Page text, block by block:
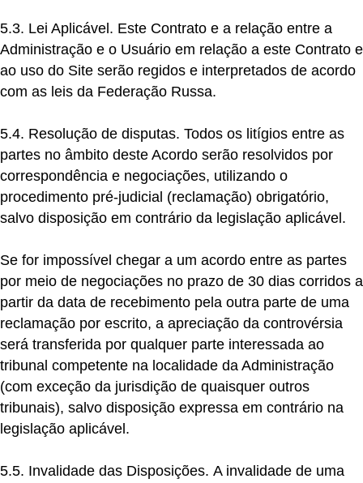
5.3. Lei Aplicável. Este Contrato e a relação entre a
Administração e o Usuário em relação a este Contrato e
ao uso do Site serão regidos e interpretados de acordo
com as leis da Federação Russa.
5.4. Resolução de disputas. Todos os litígios entre as
partes no âmbito deste Acordo serão resolvidos por
correspondência e negociações, utilizando o
procedimento pré-judicial (reclamação) obrigatório,
salvo disposição em contrário da legislação aplicável.
Se for impossível chegar a um acordo entre as partes
por meio de negociações no prazo de 30 dias corridos a
partir da data de recebimento pela outra parte de uma
reclamação por escrito, a apreciação da controvérsia
será transferida por qualquer parte interessada ao
tribunal competente na localidade da Administração
(com exceção da jurisdição de quaisquer outros
tribunais), salvo disposição expressa em contrário na
legislação aplicável.
5.5. Invalidade das Disposições. A invalidade de uma